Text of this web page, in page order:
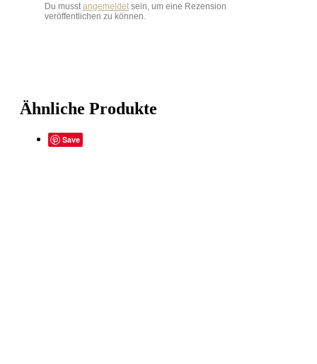
Du musstangemeldetsein, um eine Rezension
veröffentlichen zu können.
Ähnliche Produkte
Save